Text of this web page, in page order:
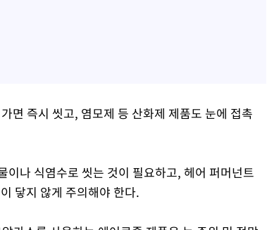
면 즉시 씻고, 염모제 등 산화제 제품도 눈에 접촉
나 식염수로 씻는 것이 필요하고, 헤어 퍼머넌트
닿지 않게 주의해야 한다.